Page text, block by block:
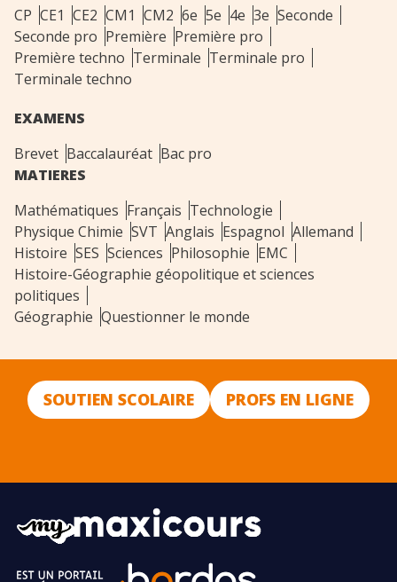
CP CE1 CE2 CM1 CM2 6e 5e 4e 3e Seconde
Seconde pro Première Première pro
Première techno Terminale Terminale pro
Terminale techno
EXAMENS
Brevet Baccalauréat Bac pro
MATIERES
Mathématiques Français Technologie
Physique Chimie SVT Anglais Espagnol Allemand
Histoire SES Sciences Philosophie EMC
Histoire-Géographie géopolitique et sciences
politiques
Géographie Questionner le monde
SOUTIEN SCOLAIRE PROFS EN LIGNE